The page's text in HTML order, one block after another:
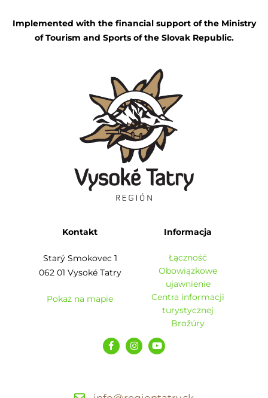
Implemented with the financial support of the Ministry
of Tourism and Sports of the Slovak Republic.
Kontakt
Starý Smokovec 1
062 01 Vysoké Tatry
Pokaż na mapie
Informacja
Łączność
Obowiązkowe
ujawnienie
Centra informacji
turystycznej
Brožúry